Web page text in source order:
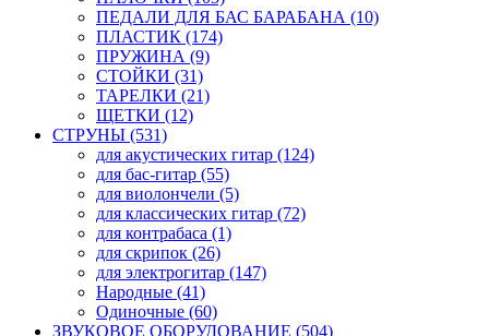
ПЕДАЛИ ДЛЯ БАС БАРАБАНА (10)
ПЛАСТИК (174)
ПРУЖИНА (9)
СТОЙКИ (31)
ТАРЕЛКИ (21)
ЩЕТКИ (12)
СТРУНЫ (531)
для акустических гитар (124)
для бас-гитар (55)
для виолончели (5)
для классических гитар (72)
для контрабаса (1)
для скрипок (26)
для электрогитар (147)
Народные (41)
Одиночные (60)
ЗВУКОВОЕ ОБОРУДОВАНИЕ (504)